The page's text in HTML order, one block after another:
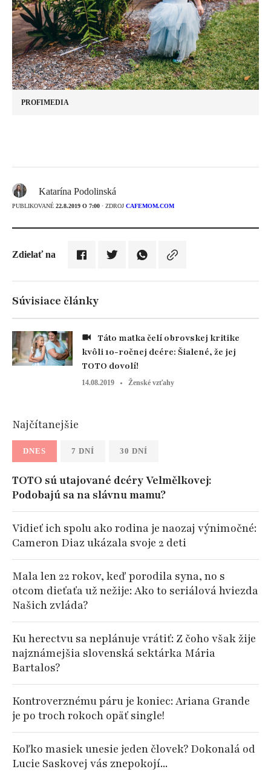
PROFIMEDIA
Katarína Podolinská
PUBLIKOVANÉ 22.8.2019 O 7:00 · ZDROJ CAFEMOM.COM
Zdielať na
Súvisiace články
kvôli 10-ročnej dcére: Šialené, že jej
TOTO dovolí!
14.08.2019 Ženské vzťahy
Najčítanejšie
DNES 7 DNÍ 30 DNÍ
TOTO sú utajované dcéry Velmělkovej:
Podobajú sa na slávnu mamu?
Vidieť ich spolu ako rodina je naozaj výnimočné:
Cameron Diaz ukázala svoje 2 deti
Mala len 22 rokov, keď porodila syna, no s
otcom dieťaťa už nežije: Ako to seriálová hviezda
Našich zvláda?
Ku herectvu sa neplánuje vrátiť: Z čoho však žije
najznámejšia slovenská sektárka Mária
Bartalos?
Kontroverznému páru je koniec: Ariana Grande
je po troch rokoch opäť single!
Koľko masiek unesie jeden človek? Dokonalá od
Lucie Saskovej vás znepokojí...